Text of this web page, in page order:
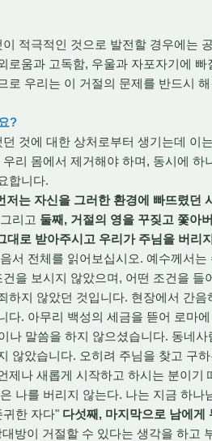
적극적인 것으로 발전할 경우에는
로움과 고독함, 우울과 자포자기에
로 우리는 이 거절의 문제를 반드시
?
것에 대한 상처로부터 생기는데 이
리 몸에서 제거해야 하며, 동시에
합니다.
는 자신을 그러한 환경에 빠뜨렸던
리고 둘째, 거절의 영을 꾸짖고 쫓아
대로 받아주시고 우리가 주님을 버리
서 전체를 읽어보십시오. 예수께서
을 보시지 않았으며, 어떤 조건을 들
하지 않았던 것입니다. 현장에서 간
다. 아무리 백성의 세금을 뜯어 로마
나 말씀을 하지 않으셨습니다. 동네
않았습니다. 오히려 주님을 찾고 구
제나 새롭게 시작하고 하시는 분이기
나를 버리지 않는다. 나는 지금 하나
한 자다" 다섯째, 마지막으로 남에
방이 거절할 수 있다는 생각을 하고